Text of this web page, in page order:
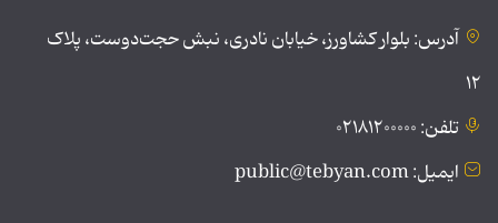
آدرس: بلوار کشاورز، خیابان نادری، نبش حجت‌دوست، پلاک
۱۲
تلفن: ۰۲۱۸۱۲۰۰۰۰۰
ایمیل: public@tebyan.com